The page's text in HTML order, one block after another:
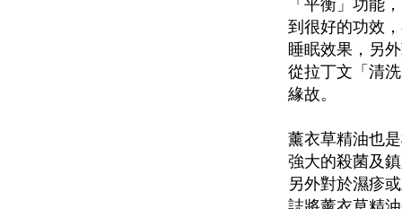
「平衡」功能
到很好的功效
睡眠效果，另
從拉丁文「清
緣故。
薰衣草精油也
強大的殺菌及
另外對於濕疹